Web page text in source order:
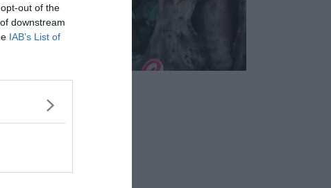
out of the
downstream
IAB’s List of